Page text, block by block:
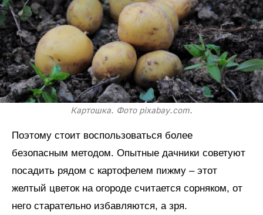
Картошка. Фото pixabay.com.
Поэтому стоит воспользоваться более
безопасным методом. Опытные дачники советуют
посадить рядом с картофелем пижму – этот
желтый цветок на огороде считается сорняком, от
него старательно избавляются, а зря.